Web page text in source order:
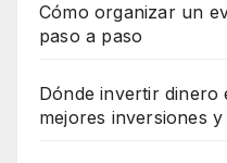
Cómo organizar un
paso a paso
Dónde invertir dinero
mejores inversiones